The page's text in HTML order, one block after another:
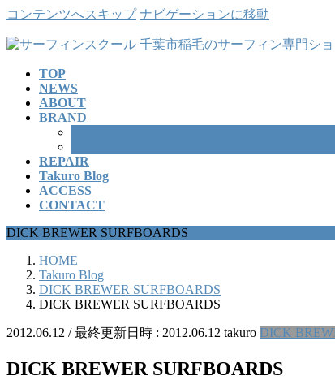
コンテンツへスキップ ナビゲーションに移動
TOP
NEWS
ABOUT
BRAND
REPAIR
Takuro Blog
ACCESS
CONTACT
DICK BREWER SURFBOARDS
HOME
Takuro Blog
DICK BREWER SURFBOARDS
DICK BREWER SURFBOARDS
2012.06.12 / 最終更新日時 : 2012.06.12 takuro DICK
DICK BREWER SURFBOARDS